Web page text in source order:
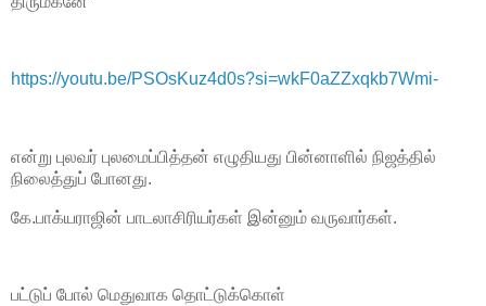
https://youtu.be/PSOsKuz4d0s?si=wkF0aZZxqkb7Wmi-
என்று புலவர் புலமைப்பித்தன் எழுதியது பின்னாளில் நிஜத்தில்
நிலைத்துப் போனது.
கே.பாக்யராஜின் பாடலாசிரியர்கள் இன்னும் வருவார்கள்.
பட்டுப் போல் மெதுவாக தொட்டுக்கொள்